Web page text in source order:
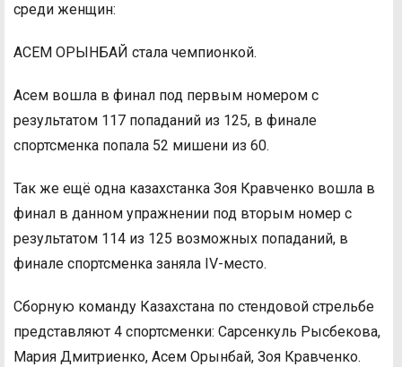
среди женщин:
АСЕМ ОРЫНБАЙ стала чемпионкой.
Асем вошла в финал под первым номером с
результатом 117 попаданий из 125, в финале
спортсменка попала 52 мишени из 60.
Так же ещё одна казахстанка Зоя Кравченко вошла в
финал в данном упражнении под вторым номер с
результатом 114 из 125 возможных попаданий, в
финале спортсменка заняла IV-место.
Сборную команду Казахстана по стендовой стрельбе
представляют 4 спортсменки: Сарсенкуль Рысбекова,
Мария Дмитриенко, Асем Орынбай, Зоя Кравченко.